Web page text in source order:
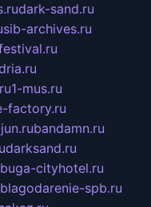
dark-sand.ru
sib-archives.ru
1-mus.ru
factory.ru
bandamn.ru
darksand.ru
cityhotel.ru
blagodarenie-spb.ru